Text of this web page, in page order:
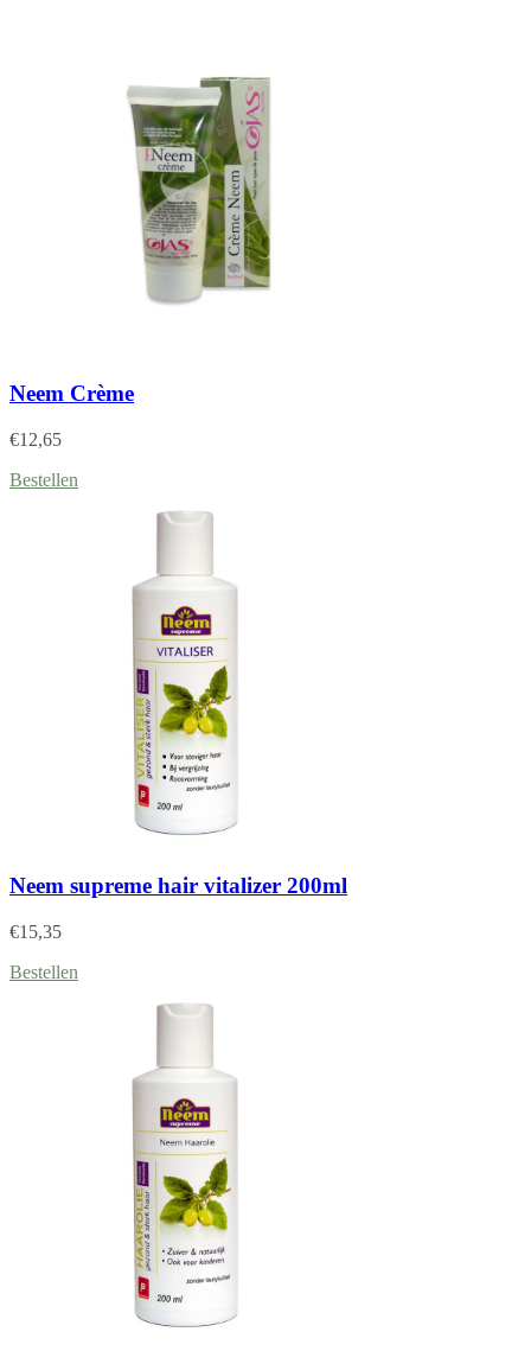
Neem Crème
€12,65
Bestellen
Neem supreme hair vitalizer 200ml
€15,35
Bestellen